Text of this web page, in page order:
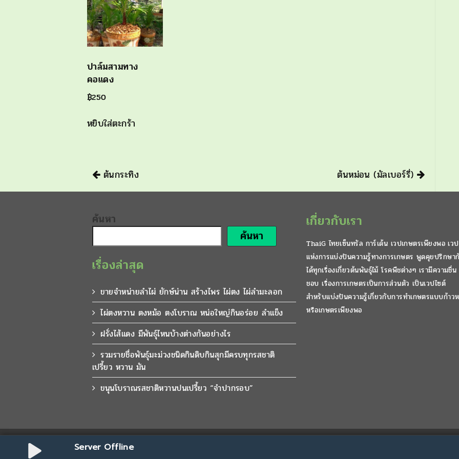
ปาล์มสามทาง
คอแดง
฿250
หยิบใส่ตะกร้า
นำทาง
ต้นกระทิง ต้นหม่อน (มัลเบอร์รี่)
ค้นหา
ค้นหา
เรื่องล่าสุด
ขายจำหน่ายลำไผ่ ยักษ์น่าน สร้างไพร ไผ่ตง ไผ่ลำมะลอก
ไผ่ตงหวาน ตงหม้อ ตงโบราณ หน่อใหญ่กินอร่อย ลำแข็ง
ฝรั่งไส้แดง มีพันธุ์ไหนบ้างต่างกันอย่างไร
รวมรายชื่อพันธุ์มะม่วงชนิดกินดิบกินสุกมีครบทุกรสชาติ
เปรี้ยว หวาน มัน
ขนุนโบราณรสชาติหวานปนเปรี้ยว “จำปากรอบ”
เกี่ยวกับเรา
ThaiG ไทยเซ็นทรัล การ์เด้น เวปเกษตรเพียงพอ เวป
แห่งการแบ่งปันความรู้ทางการเกษตร พูดคุยปรึกษา
ได้ทุกเรื่องเกี่ยวต้นพันธุ์ไม้ โรคพืชต่างๆ เรามีความชื่น
ชอบ เรื่องการเกษตรเป็นการส่วนตัว เป็นเวปไซต์
สำหรับแบ่งปันความรู้เกี่ยวกับการทำเกษตรแบบก้าว
หรือเกษตรเพียงพอ
© สงวนลิขสิทธิ์ ขายพันธุ์ไม้ราคาถูก จัดส่งถึงบ้านเก็บเงินปลายทาง 2026 อย่างเป็น
Server Offline